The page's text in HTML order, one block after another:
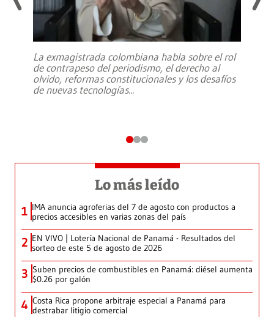
La exmagistrada colombiana habla sobre el rol
de contrapeso del periodismo, el derecho al
olvido, reformas constitucionales y los desafíos
de nuevas tecnologías...
Lo más leído
1 IMA anuncia agroferias del 7 de agosto con productos a
precios accesibles en varias zonas del país
2 EN VIVO | Lotería Nacional de Panamá - Resultados del
sorteo de este 5 de agosto de 2026
3 Suben precios de combustibles en Panamá: diésel aumenta
$0.26 por galón
4 Costa Rica propone arbitraje especial a Panamá para
destrabar litigio comercial